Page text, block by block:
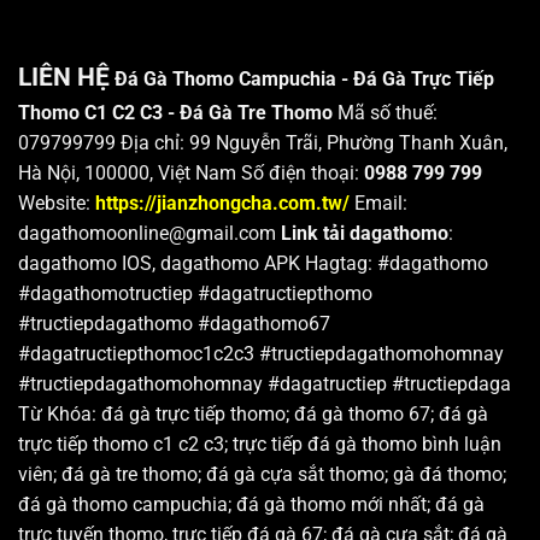
LIÊN HỆ Đá Gà Thomo Campuchia - Đá Gà Trực Tiếp
Thomo C1 C2 C3 - Đá Gà Tre Thomo Mã số thuế:
079799799 Địa chỉ: 99 Nguyễn Trãi, Phường Thanh Xuân,
Hà Nội, 100000, Việt Nam Số điện thoại: 0988 799 799
Website: https://jianzhongcha.com.tw/ Email:
dagathomoonline@gmail.com Link tải dagathomo:
dagathomo IOS, dagathomo APK Hagtag: #dagathomo
#dagathomotructiep #dagatructiepthomo
#tructiepdagathomo #dagathomo67
#dagatructiepthomoc1c2c3 #tructiepdagathomohomnay
#tructiepdagathomohomnay #dagatructiep #tructiepdaga
Từ Khóa: đá gà trực tiếp thomo; đá gà thomo 67; đá gà
trực tiếp thomo c1 c2 c3; trực tiếp đá gà thomo bình luận
viên; đá gà tre thomo; đá gà cựa sắt thomo; gà đá thomo;
đá gà thomo campuchia; đá gà thomo mới nhất; đá gà
trực tuyến thomo, trực tiếp đá gà 67; đá gà cựa sắt; đá gà